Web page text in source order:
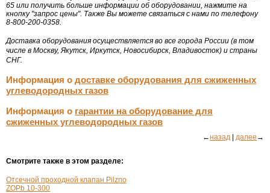
65 или получить больше информации об оборудовании, нажмите на
кнопку "запрос цены". Также Вы можете связаться с нами по телефону
8-800-200-0358.
Доставка оборудования осуществляется во все города России (в том
числе в Москву, Якутск, Иркутск, Новосибирск, Владивосток) и страны
СНГ.
Информация о доставке оборудования для сжиженных
углеводородных газов
Информация о гарантии на оборудование для
сжиженных углеводородных газов
←назад | далее →
Смотрите также в этом разделе:
Отсечной проходной клапан Pilzno
ZOPb 10-300